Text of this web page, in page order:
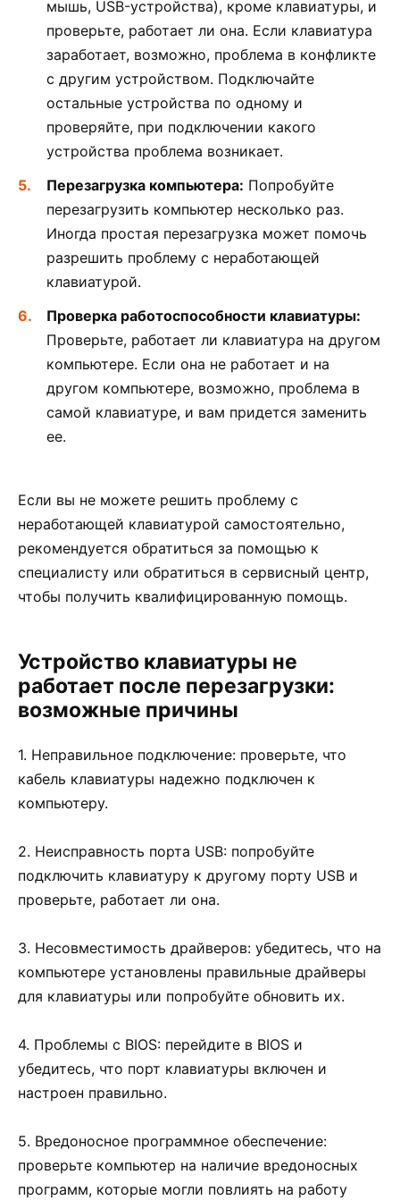
мышь, USB-устройства), кроме клавиатуры, и
проверьте, работает ли она. Если клавиатура
заработает, возможно, проблема в конфликте
с другим устройством. Подключайте
остальные устройства по одному и
проверяйте, при подключении какого
устройства проблема возникает.
Перезагрузка компьютера: Попробуйте
перезагрузить компьютер несколько раз.
Иногда простая перезагрузка может помочь
разрешить проблему с неработающей
клавиатурой.
Проверка работоспособности клавиатуры:
Проверьте, работает ли клавиатура на другом
компьютере. Если она не работает и на
другом компьютере, возможно, проблема в
самой клавиатуре, и вам придется заменить
ее.
Если вы не можете решить проблему с
неработающей клавиатурой самостоятельно,
рекомендуется обратиться за помощью к
специалисту или обратиться в сервисный центр,
чтобы получить квалифицированную помощь.
Устройство клавиатуры не
работает после перезагрузки:
возможные причины
1. Неправильное подключение: проверьте, что
кабель клавиатуры надежно подключен к
компьютеру.
2. Неисправность порта USB: попробуйте
подключить клавиатуру к другому порту USB и
проверьте, работает ли она.
3. Несовместимость драйверов: убедитесь, что на
компьютере установлены правильные драйверы
для клавиатуры или попробуйте обновить их.
4. Проблемы с BIOS: перейдите в BIOS и
убедитесь, что порт клавиатуры включен и
настроен правильно.
5. Вредоносное программное обеспечение:
проверьте компьютер на наличие вредоносных
программ, которые могли повлиять на работу